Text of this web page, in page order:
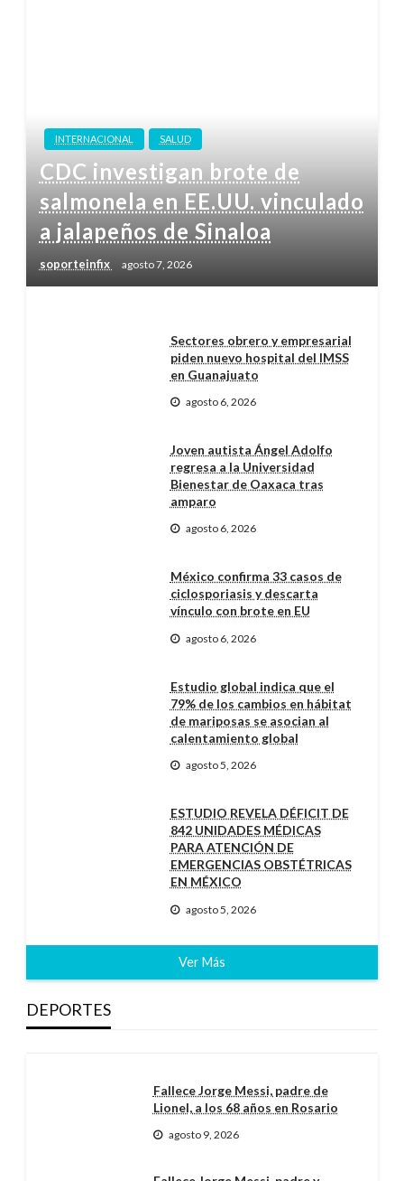
INTERNACIONAL SALUD
CDC investigan brote de
salmonela en EE.UU. vinculado
a jalapeños de Sinaloa
soporteinfix agosto 7, 2026
Sectores obrero y empresarial
piden nuevo hospital del IMSS
en Guanajuato
agosto 6, 2026
Joven autista Ángel Adolfo
regresa a la Universidad
Bienestar de Oaxaca tras
amparo
agosto 6, 2026
México confirma 33 casos de
ciclosporiasis y descarta
vínculo con brote en EU
agosto 6, 2026
Estudio global indica que el
79% de los cambios en hábitat
de mariposas se asocian al
calentamiento global
agosto 5, 2026
ESTUDIO REVELA DÉFICIT DE
842 UNIDADES MÉDICAS
PARA ATENCIÓN DE
EMERGENCIAS OBSTÉTRICAS
EN MÉXICO
agosto 5, 2026
Ver Más
DEPORTES
Fallece Jorge Messi, padre de
Lionel, a los 68 años en Rosario
agosto 9, 2026